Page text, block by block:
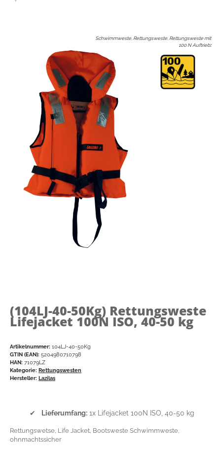
Schwimmweste, Rettungsweste, Rettungsweste mit
100 N Auftrieb:
(104LJ-40-50Kg) Rettungsweste
Lifejacket 100N ISO, 40-50 kg
Artikelnummer: 104LJ-40-50Kg
GTIN (EAN): 5204980710798
HAN: 71079LZ
Kategorie: Rettungswesten
Hersteller: Lazilas
✔ Lieferumfang: 1x Lifejacket 100N ISO, 40-50 kg
Rettungswetse, Life Jacket, Bootsweste Schwimmweste,
ohnmachtssicher